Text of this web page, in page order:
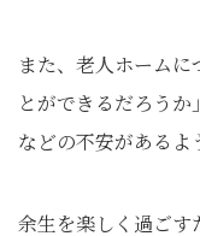
また、老人ホーム
とができるだろうか
などの不安があるよ
余生を楽しく過ご